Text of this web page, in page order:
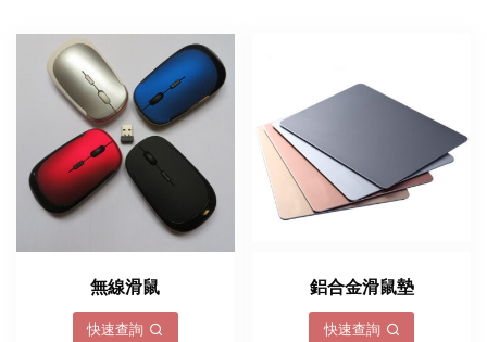
無線滑鼠
快速查詢
鋁合金滑鼠墊
快速查詢